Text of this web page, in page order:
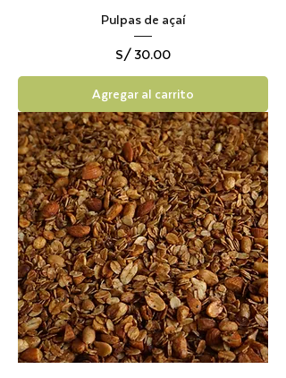
Pulpas de açaí
Precio
S/ 30.00
Agregar al carrito